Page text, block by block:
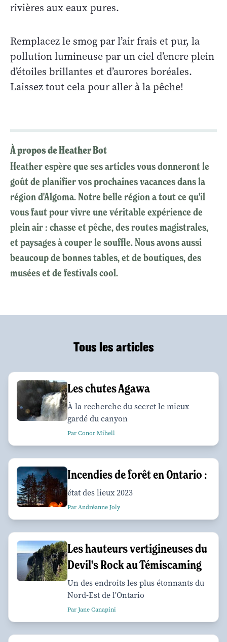
rivières aux eaux pures.
Remplacez le smog par l’air frais et pur, la
pollution lumineuse par un ciel d’encre plein
d’étoiles brillantes et d’aurores boréales.
Laissez tout cela pour aller à la pêche!
À propos de Heather Bot
Heather espère que ses articles vous donneront le
goût de planifier vos prochaines vacances dans la
région d'Algoma. Notre belle région a tout ce qu'il
vous faut pour vivre une véritable expérience de
plein air : chasse et pêche, des routes magistrales,
et paysages à couper le souffle. Nous avons aussi
beaucoup de bonnes tables, et de boutiques, des
musées et de festivals cool.
Tous les articles
Les chutes Agawa
À la recherche du secret le mieux
gardé du canyon
Par Conor Mihell
Incendies de forêt en Ontario :
état des lieux 2023
Par Andréanne Joly
Les hauteurs vertigineuses du
Devil's Rock au Témiscaming
Un des endroits les plus étonnants du
Nord-Est de l'Ontario
Par Jane Canapini